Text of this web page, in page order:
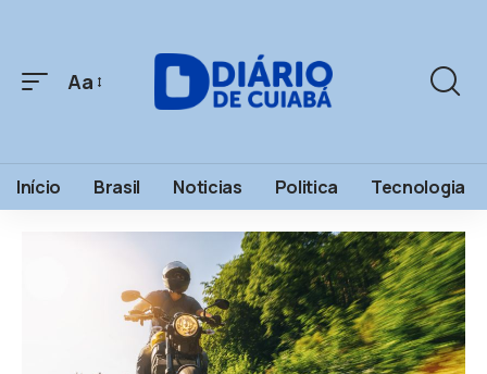
Aa
Início Brasil Noticias Politica Tecnologia